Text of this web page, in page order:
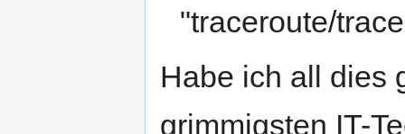
"traceroute/
Habe ich all dies
grimmigsten IT-